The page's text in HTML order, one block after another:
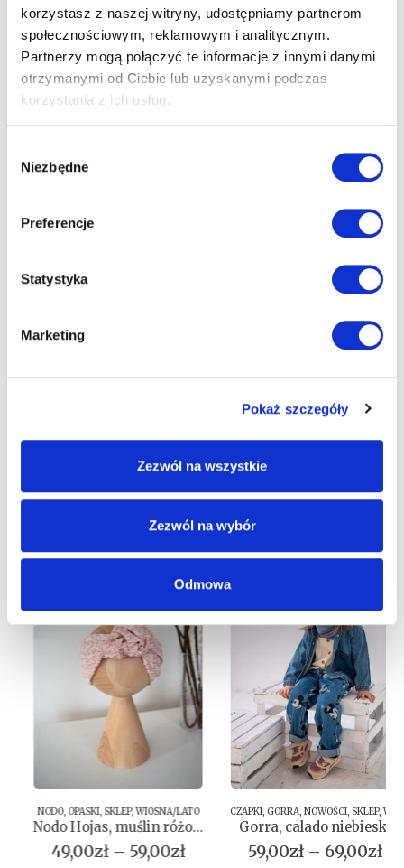
korzystasz z naszej witryny, udostępniamy partnerom
społecznościowym, reklamowym i analitycznym.
Partnerzy mogą połączyć te informacje z innymi danymi
otrzymanymi od Ciebie lub uzyskanymi podczas
korzystania z ich usług.
zgody
Niezbędne
Preferencje
Statystyka
Marketing
Pokaż szczegóły
Zezwól na wszystkie
Zezwól na wybór
Odmowa
OPIS
Muślinowa opaska dla dorosłych w kolorze granatowym
o liściastym wzorze. Każda opaska jest na gumce, dzięki
INFORMACJE DODATKOWE
PODOBNE PRODUKTY
NODO,OPASKI,SKLEP,WIOSNA/LATO
Nodo Hojas, muślin różowy
49,00zł– 59,00złZakres
CZAPKI,GORRA,NOWOŚCI,SKLEP,WIOSNA/LATO
Gorra, calado niebieski
59,00zł – 69,00zł